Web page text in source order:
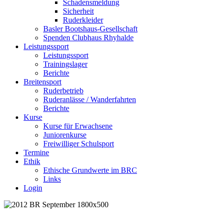
Schadensmeldung
Sicherheit
Ruderkleider
Basler Bootshaus-Gesellschaft
Spenden Clubhaus Rhyhalde
Leistungssport
Leistungssport
Trainingslager
Berichte
Breitensport
Ruderbetrieb
Ruderanlässe / Wanderfahrten
Berichte
Kurse
Kurse für Erwachsene
Juniorenkurse
Freiwilliger Schulsport
Termine
Ethik
Ethische Grundwerte im BRC
Links
Login